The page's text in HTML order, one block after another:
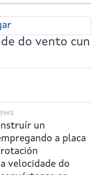
do vento cun
un
a placa
velocidade do